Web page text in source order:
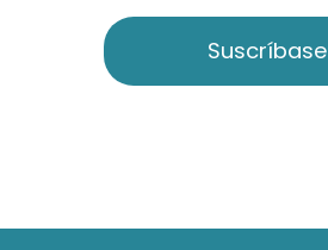
Suscríbase